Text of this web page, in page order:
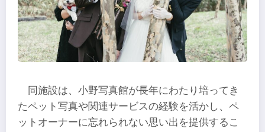
同施設は、小野写真館が長年にわたり培ってき
たペット写真や関連サービスの経験を活かし、ペ
ットオーナーに忘れられない思い出を提供するこ